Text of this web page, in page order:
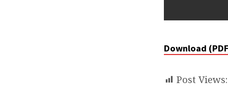
Download
Post Views: